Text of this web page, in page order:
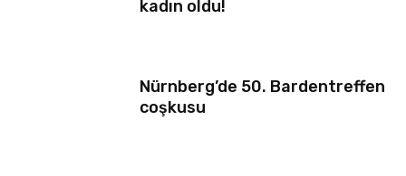
kadın oldu!
Nürnberg’de 50. Bardentreffen
coşkusu